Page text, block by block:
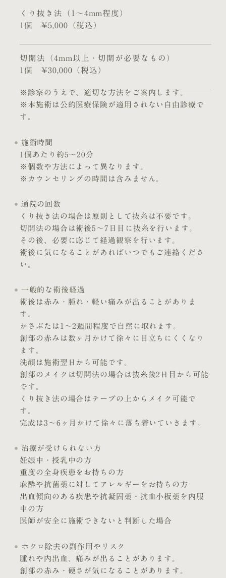
くり抜き法（1〜4mm程度）
1個 ¥5,000（税込）
切開法（4mm以上・切開が必要なもの）
1個 ¥30,000（税込）
※診察のうえで、適切な方法をご案内します。
※本施術は公的医療保険が適用されない自由診療で
す。
施術時間
1個あたり約5〜20分
※個数や方法によって異なります。
※カウンセリングの時間は含みません。
通院の回数
くり抜き法の場合は原則として抜糸は不要です。
切開法の場合は術後5〜7日目に抜糸を行います。
その後、必要に応じて経過観察を行います。
術後に気になることがあればいつでもご連絡くださ
い。
一般的な術後経過
術後は赤み・腫れ・軽い痛みが出ることがありま
す。
かさぶたは1〜2週間程度で自然に取れます。
創部の赤みは数ヶ月かけて徐々に目立ちにくくなり
ます。
洗顔は施術翌日から可能です。
創部のメイクは切開法の場合は抜糸後2日目から可能
です。
くり抜き法の場合はテープの上からメイク可能で
す。
完成は3〜6ヶ月かけて徐々に落ち着いていきます。
治療が受けられない方
妊娠中・授乳中の方
重度の全身疾患をお持ちの方
麻酔や抗菌薬に対してアレルギーをお持ちの方
出血傾向のある疾患や抗凝固薬・抗血小板薬を内服
中の方
医師が安全に施術できないと判断した場合
ホクロ除去の副作用やリスク
腫れや内出血、痛みが出ることがあります。
創部の赤み・硬さが気になることがあります。